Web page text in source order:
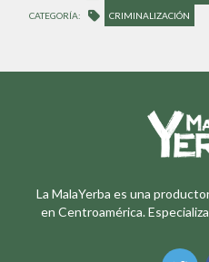
CATEGORÍA:
CRIMINALIZACIÓN
La MalaYerba es una
en Centroamérica.